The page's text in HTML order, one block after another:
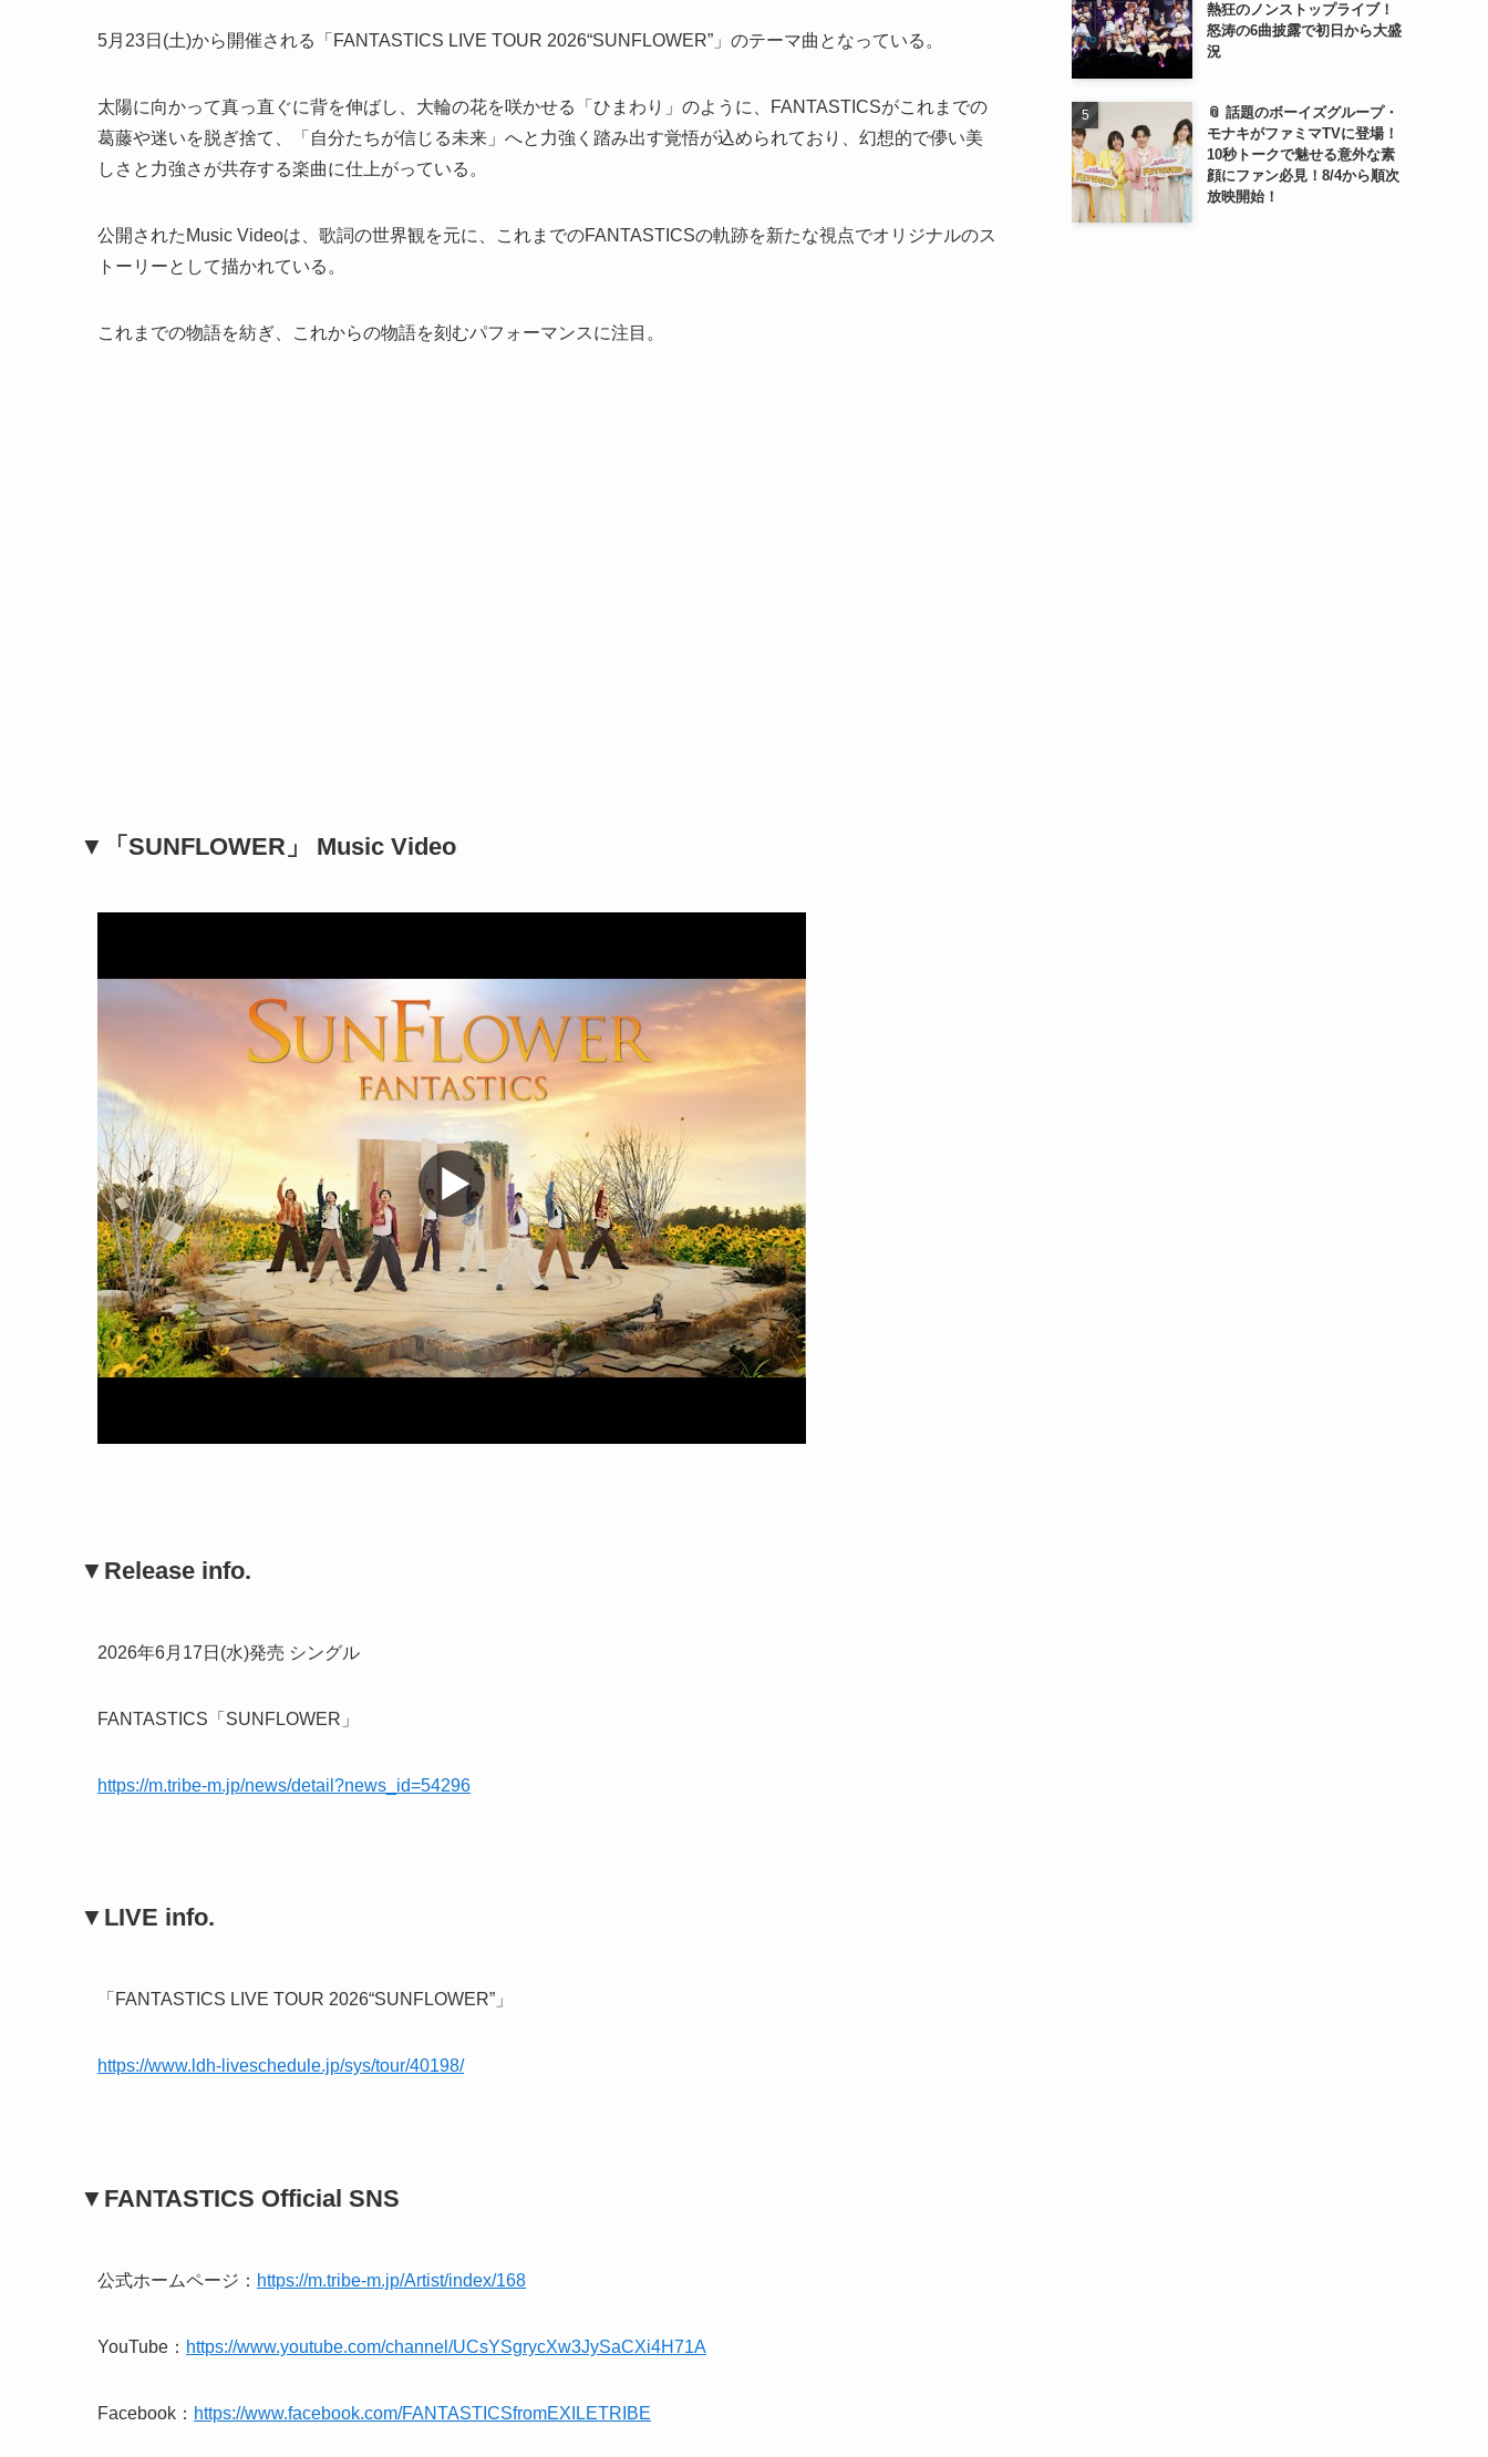
5月23日(土)から開催される「FANTASTICS LIVE TOUR 2026“SUNFLOWER”」のテーマ曲となっている。
太陽に向かって真っ直ぐに背を伸ばし、大輪の花を咲かせる「ひまわり」のように、FANTASTICSがこれまでの
葛藤や迷いを脱ぎ捨て、「自分たちが信じる未来」へと力強く踏み出す覚悟が込められており、幻想的で儚い美
しさと力強さが共存する楽曲に仕上がっている。
公開されたMusic Videoは、歌詞の世界観を元に、これまでのFANTASTICSの軌跡を新たな視点でオリジナルのス
トーリーとして描かれている。
これまでの物語を紡ぎ、これからの物語を刻むパフォーマンスに注目。
▼「SUNFLOWER」 Music Video
▼Release info.
2026年6月17日(水)発売 シングル
FANTASTICS「SUNFLOWER」
https://m.tribe-m.jp/news/detail?news_id=54296
▼LIVE info.
「FANTASTICS LIVE TOUR 2026“SUNFLOWER”」
https://www.ldh-liveschedule.jp/sys/tour/40198/
▼FANTASTICS Official SNS
公式ホームページ： https://m.tribe-m.jp/Artist/index/168
YouTube： https://www.youtube.com/channel/UCsYSgrycXw3JySaCXi4H71A
Facebook： https://www.facebook.com/FANTASTICSfromEXILETRIBE
熱狂のノンストップライブ！
怒涛の6曲披露で初日から大盛
況
📎 話題のボーイズグループ・
モナキがファミマTVに登場！
10秒トークで魅せる意外な素
顔にファン必見！8/4から順次
放映開始！